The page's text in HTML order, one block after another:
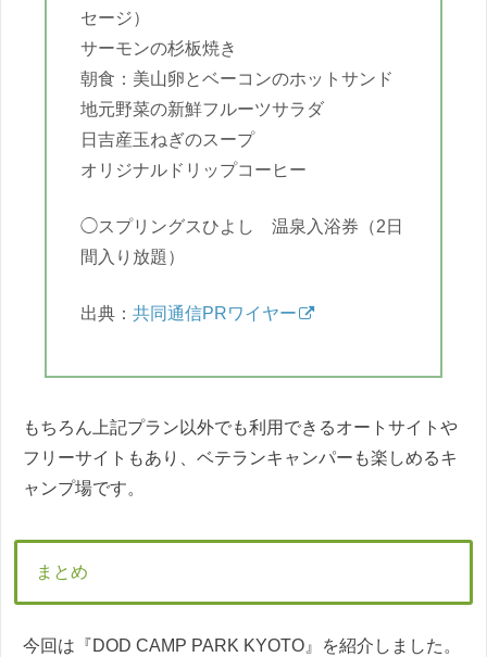
セージ）
サーモンの杉板焼き
朝食：美山卵とベーコンのホットサンド
地元野菜の新鮮フルーツサラダ
日吉産玉ねぎのスープ
オリジナルドリップコーヒー
◯スプリングスひよし 温泉入浴券（2日
間入り放題）
出典：共同通信PRワイヤー
もちろん上記プラン以外でも利用できるオートサイトや
フリーサイトもあり、ベテランキャンパーも楽しめるキ
ャンプ場です。
まとめ
今回は『DOD CAMP PARK KYOTO』を紹介しました。